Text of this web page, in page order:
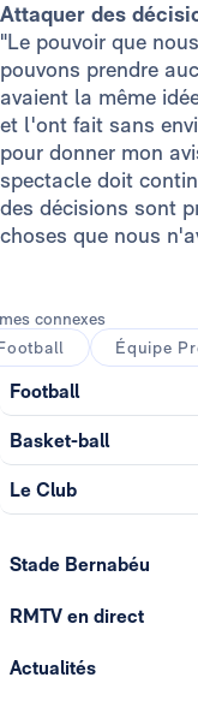
Attaquer des
"Le pouvoir que
pouvons prendre
avaient la même
et l'ont fait sans
pour donner mon
spectacle doit
des décisions sont
choses que nous
connexes
Équipe
Football
Basket-ball
Le Club
Stade Bernabéu
RMTV en direct
Actualités